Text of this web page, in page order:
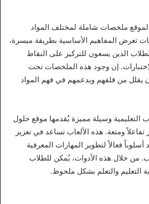
ملخصات شاملة لمختلف المواد
تعرض المفاهيم الأساسية بطريقة ميسرة،
الذين يسعون للتركيز على النقاط
إن وجود هذه الملخصات تحت
من قلقهم ويدعمهم في فهم المواد
التعليمية وسيلة مميزة يُقدمها موقع حلول
تفاعلاً ومتعة. هذه الألعاب تساعد في تعزيز
أسلوباً فعالاً لتطوير المهارات المعرفية
من خلال هذه الأدوات، يُمكن للطلاب
التعليم والتعلم بشكل ملحوظ.